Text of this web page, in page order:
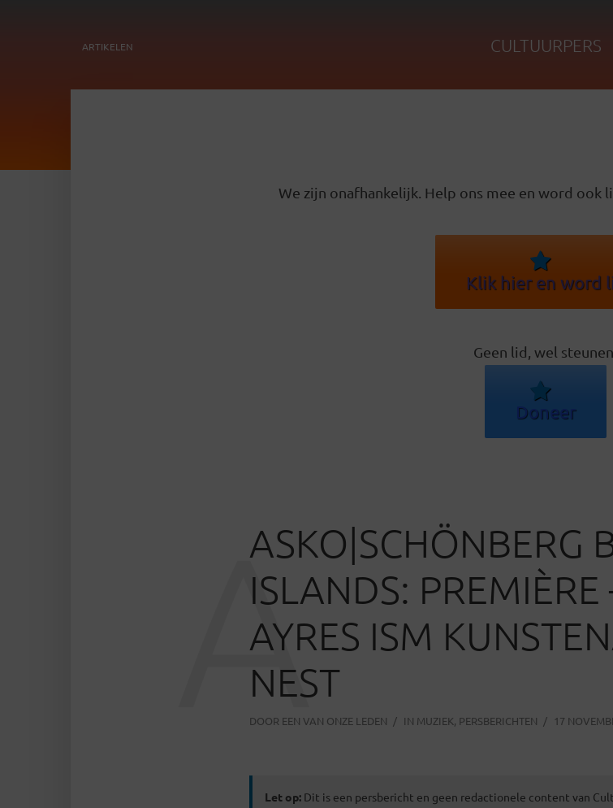
ARTIKELEN CULTUURPERS
We zijn onafhankelijk. Help ons mee en word ook
Klik hier en word
Geen lid, wel
Doneer
ASKO|SCHÖNBERG
ISLANDS:
AYRES ISM
NEST
DOOR EEN VAN ONZE LEDEN IN MUZIEK, PERSBERICHTEN 17
A
Let op: Dit is een persbericht en geen redactionele content van